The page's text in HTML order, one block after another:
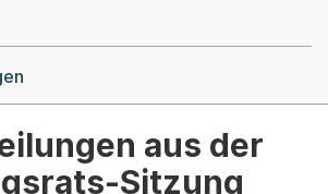
aus der
Sitzung